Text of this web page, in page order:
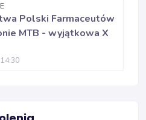
Polski Farmaceutów
MTB - wyjątkowa X